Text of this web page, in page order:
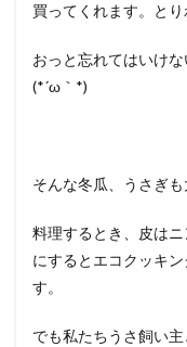
買ってくれます。とり
おっと忘れてはいけな
(*´ω｀*)
そんな冬瓜、うさぎも
料理するとき、皮は
にするとエコクッキ
す。
でも私たちうさ飼い